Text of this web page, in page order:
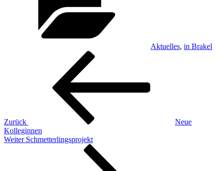
Aktuelles, in Brakel
Beitragsnavigation
Zurück
Neue
Kolleginnen
Nächster
Weiter Schmetterlingsprojekt